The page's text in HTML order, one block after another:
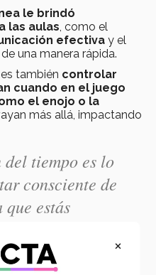
le brindó
las aulas , como el
efectiva y el
de una manera rápida.
también controlar
cuando en el juego
el enojo o la
más allá, impactando
tiempo es lo
consciente de
estás
×